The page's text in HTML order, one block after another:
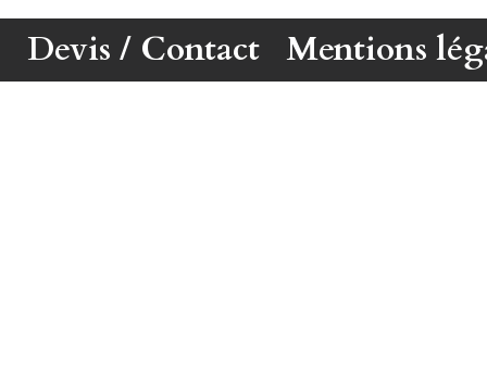
Devis / Contact Mentions